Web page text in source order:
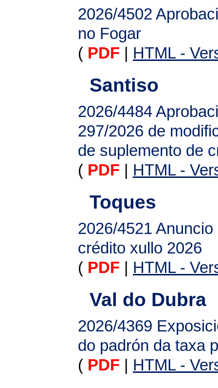
2026/4502
no Fogar
( PDF HTML -
Santiso
2026/4484
297/2026 de
de suplemento de
( PDF HTML -
Toques
2026/4521 Anuncio
crédito xullo 2026
( PDF HTML -
Val do Dubra
2026/4369
do padrón da taxa
( PDF HTML -